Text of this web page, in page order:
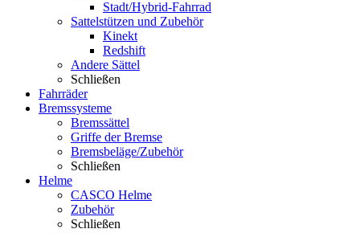
Stadt/Hybrid-Fahrrad
Sattelstützen und Zubehör
Kinekt
Redshift
Andere Sättel
Schließen
Fahrräder
Bremssysteme
Bremssättel
Griffe der Bremse
Bremsbeläge/Zubehör
Schließen
Helme
CASCO Helme
Zubehör
Schließen